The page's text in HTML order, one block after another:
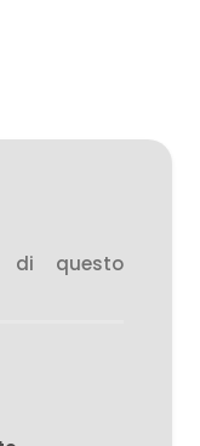
di questo